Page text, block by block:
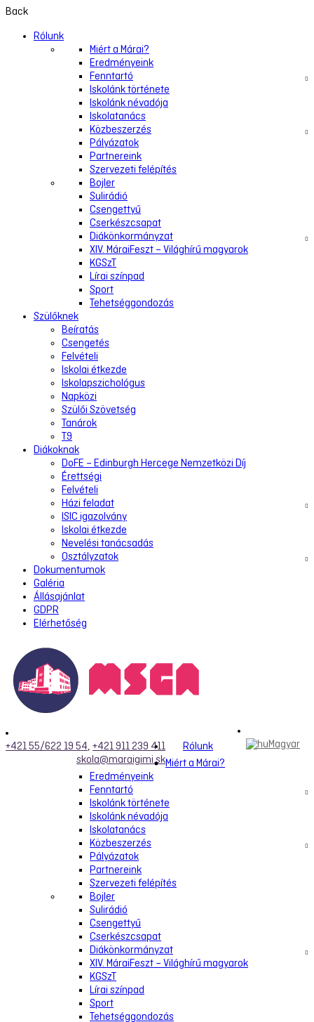
Back
Rólunk
Miért a Márai?
Eredményeink
Fenntartó
Iskolánk története
Iskolánk névadója
Iskolatanács
Közbeszerzés
Pályázatok
Partnereink
Szervezeti felépítés
Bojler
Sulirádió
Csengettyű
Cserkészcsapat
Diákönkormányzat
XIV. MáraiFeszt – Világhírű magyarok
KGSzT
Lírai színpad
Sport
Tehetséggondozás
Szülőknek
Beíratás
Csengetés
Felvételi
Iskolai étkezde
Iskolapszichológus
Napközi
Szülői Szövetség
Tanárok
T9
Diákoknak
DoFE – Edinburgh Hercege Nemzetközi Díj
Érettségi
Felvételi
Házi feladat
ISIC igazolvány
Iskolai étkezde
Nevelési tanácsadás
Osztályzatok
Dokumentumok
Galéria
Állásajánlat
GDPR
Elérhetőség
+421 55/622 19 54, +421 911 239 411
skola@maraigimi.sk
Magyar
Rólunk
Miért a Márai?
Eredményeink
Fenntartó
Iskolánk története
Iskolánk névadója
Iskolatanács
Közbeszerzés
Pályázatok
Partnereink
Szervezeti felépítés
Bojler
Sulirádió
Csengettyű
Cserkészcsapat
Diákönkormányzat
XIV. MáraiFeszt – Világhírű magyarok
KGSzT
Lírai színpad
Sport
Tehetséggondozás